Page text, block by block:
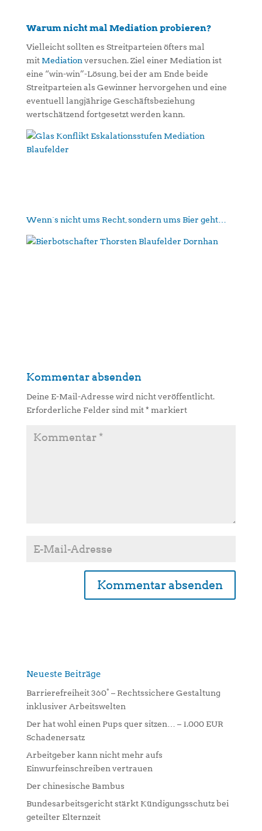
Warum nicht mal Mediation probieren?
Vielleicht sollten es Streitparteien öfters mal
mit Mediation versuchen. Ziel einer Mediation ist
eine “win-win”-Lösung, bei der am Ende beide
Streitparteien als Gewinner hervorgehen und eine
eventuell langjährige Geschäftsbeziehung
wertschätzend fortgesetzt werden kann.
Wenn´s nicht ums Recht, sondern ums Bier geht…
Kommentar absenden
Deine E-Mail-Adresse wird nicht veröffentlicht.
Erforderliche Felder sind mit* markiert
n
v
e
:
Neueste Beiträge
Barrierefreiheit 360° – Rechtssichere Gestaltung
inklusiver Arbeitswelten
Der hat wohl einen Pups quer sitzen… – 1.000 EUR
Schadenersatz
Arbeitgeber kann nicht mehr aufs
Einwurfeinschreiben vertrauen
Der chinesische Bambus
Bundesarbeitsgericht stärkt Kündigungsschutz bei
geteilter Elternzeit